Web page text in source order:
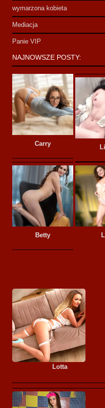
wymarzona kobieta
Mediacja
Panie VIP
NAJNOWSZE POSTY:
Carry
Betty
Lotta